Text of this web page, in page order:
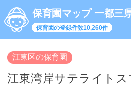
保育園マップ 一都三
保育園の登録件数10,260件
江東区の保育園
江東湾岸サテライト